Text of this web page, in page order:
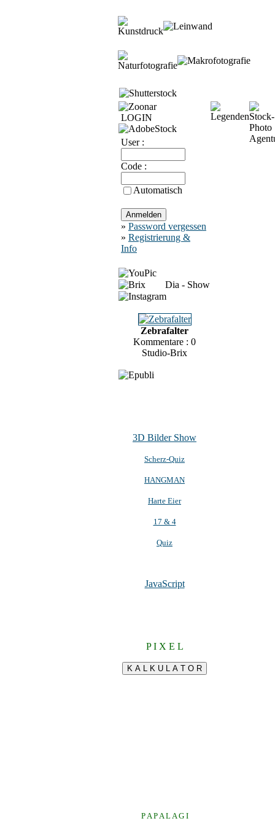
LOGIN
User :
Code :
Automatisch
» Password vergessen
» Registrierung &
Info
Dia - Show
Zebrafalter
Kommentare : 0
Studio-Brix
3D Bilder Show
Scherz-Quiz
HANGMAN
Harte Eier
17 & 4
Quiz
JavaScript
P I X E L
P A P A L A G I